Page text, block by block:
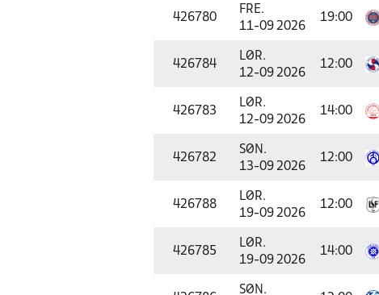
426780
FRE.
11-09 2026
19:00
426784
LØR.
12-09 2026
12:00
426783
LØR.
12-09 2026
14:00
426782
SØN.
13-09 2026
12:00
426788
LØR.
19-09 2026
12:00
426785
LØR.
19-09 2026
14:00
SØN.